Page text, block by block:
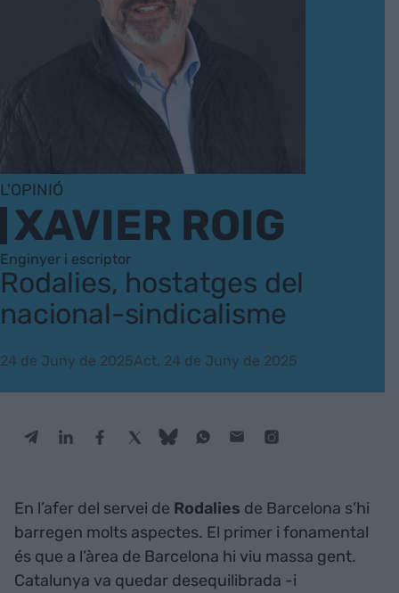
L'OPINIÓ
XAVIER ROIG
Enginyer i escriptor
Rodalies, hostatges del
nacional-sindicalisme
24 de Juny de 2025Act. 24 de Juny de 2025
En l’afer del servei de Rodalies de Barcelona s’hi
barregen molts aspectes. El primer i fonamental
és que a l’àrea de Barcelona hi viu massa gent.
Catalunya va quedar desequilibrada -i